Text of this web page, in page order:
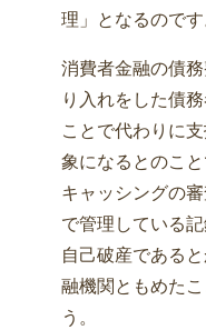
理」となるのです
消費者金融の債
り入れをした債
ことで代わりに
象になるとのこと
キャッシングの
で管理している
自己破産である
融機関ともめた
う。